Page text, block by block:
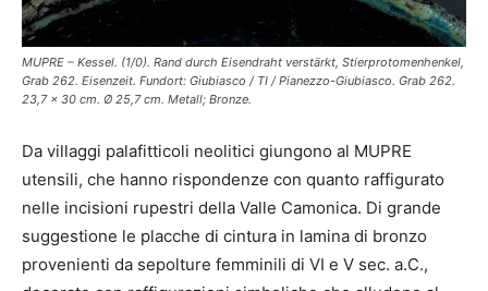
MUPRE – Kessel. (1/0). Rand durch Eisendraht verstärkt, Stierprotomenhenkel,
Grab 262. Eisenzeit. Fundort: Giubiasco / TI / Pianezzo-Giubiasco. Grab 262.
23,7 x 30 cm. Ø 25,7 cm. Metall; Bronze.
Da villaggi palafitticoli neolitici giungono al MUPRE
utensili, che hanno rispondenze con quanto raffigurato
nelle incisioni rupestri della Valle Camonica. Di grande
suggestione le placche di cintura in lamina di bronzo
provenienti da sepolture femminili di VI e V sec. a.C.,